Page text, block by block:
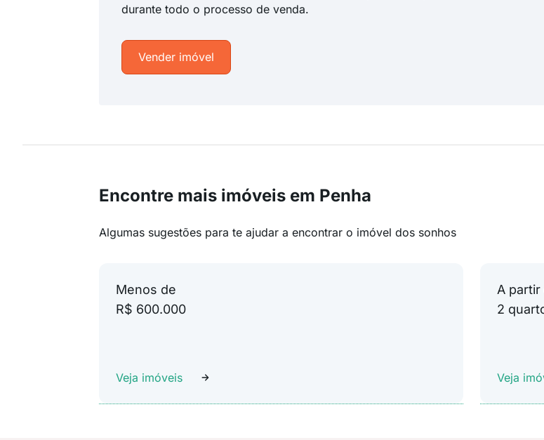
durante todo o processo de venda.
Vender imóvel
Encontre mais imóveis em Penha
Algumas sugestões para te ajudar a encontrar o imóvel dos sonhos
Menos de
R$ 600.000
Veja imóveis
A partir
2
Veja